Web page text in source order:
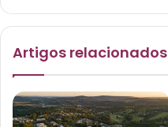
Artigos relacionados